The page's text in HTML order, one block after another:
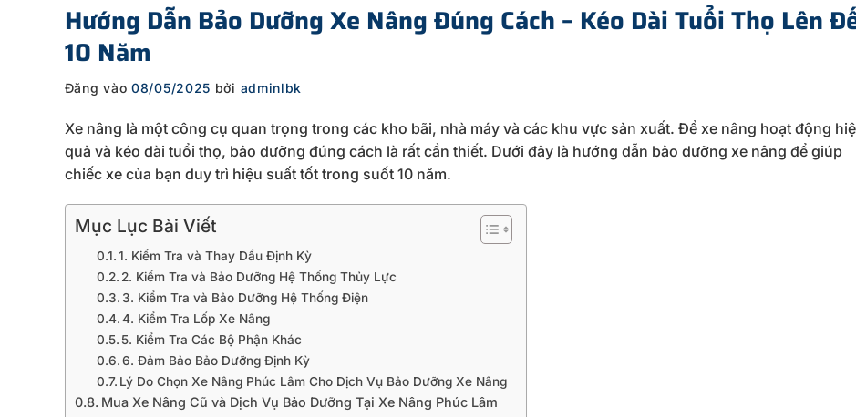
Hướng Dẫn Bảo Dưỡng Xe Nâng Đúng Cách – Kéo Dài Tuổi Thọ Lên
10 Năm
Đăng vào08/05/2025 bởi adminlbk
Xe nâng là một công cụ quan trọng trong các kho bãi, nhà máy và các khu vực sản xuất. Để xe nâng hoạt động
quả và kéo dài tuổi thọ, bảo dưỡng đúng cách là rất cần thiết. Dưới đây là hướng dẫn bảo dưỡng xe nâng để giúp
chiếc xe của bạn duy trì hiệu suất tốt trong suốt 10 năm.
Mục Lục Bài Viết
1. Kiểm Tra và Thay Dầu Định Kỳ
2. Kiểm Tra và Bảo Dưỡng Hệ Thống Thủy Lực
3. Kiểm Tra và Bảo Dưỡng Hệ Thống Điện
4. Kiểm Tra Lốp Xe Nâng
5. Kiểm Tra Các Bộ Phận Khác
6. Đảm Bảo Bảo Dưỡng Định Kỳ
Lý Do Chọn Xe Nâng Phúc Lâm Cho Dịch Vụ Bảo Dưỡng Xe Nâng
Mua Xe Nâng Cũ và Dịch Vụ Bảo Dưỡng Tại Xe Nâng Phúc Lâm